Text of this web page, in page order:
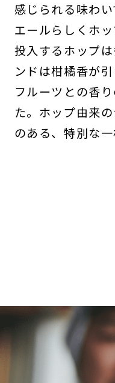
感じられる味わ
エールらしくホ
投入するホップ
ンドは柑橘香が
フルーツとの香
た。ホップ由来
のある、特別な